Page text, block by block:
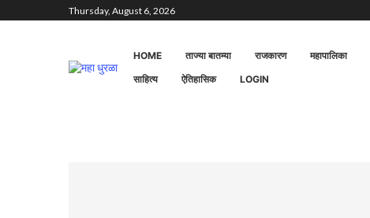
Thursday, August 6, 2026
HOME ताज्या बातम्या राजकारण महापालिका
साहित्य
ऐतिहासिक LOGIN